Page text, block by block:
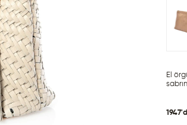
El